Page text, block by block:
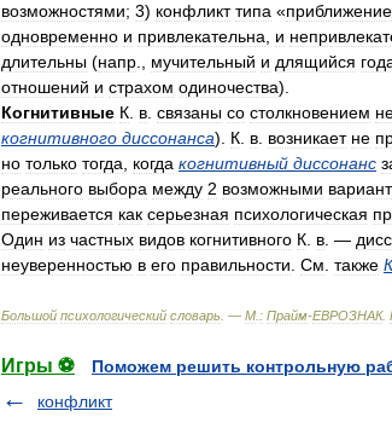
возможностями; 3) конфликт типа «приближение
одновременно и привлекательна и
длительны (напр мучительный и длящийся
отношений и страхом одиночества).
Когнитивные К в связаны со столкновением
когнитивного диссонанса). К в возникает не
но только тогда когда когнитивный диссонанс
реального выбора между 2 возможными
переживается как серьезная психологическая
Один из частных видов когнитивного К в . —
неуверенностью в его правильности См также
Большой психологический словарь . — М : Прайм-ЕВРОЗНАК.
Игры ⚽
Поможем решить контрольную
конфликт